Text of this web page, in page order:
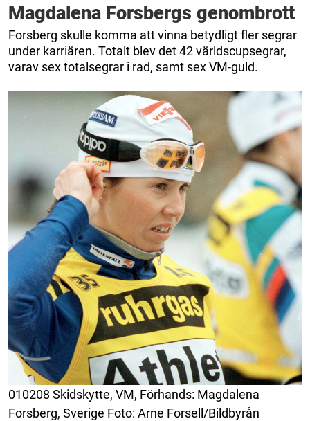
Magdalena Forsbergs genombrott
Forsberg skulle komma att vinna betydligt fler segrar
under karriären. Totalt blev det 42 världscupsegrar,
varav sex totalsegrar i rad, samt sex VM-guld.
010208 Skidskytte, VM, Förhands: Magdalena
Forsberg, Sverige Foto: Arne Forsell/Bildbyrån